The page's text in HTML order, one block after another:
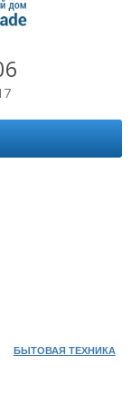
БЫТОВАЯ ТЕХНИКА